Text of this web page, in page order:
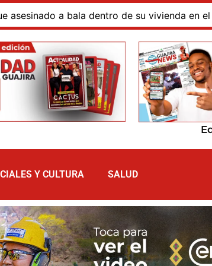
de su vivienda en el barrio Rojas Pinilla
Y CULTURA SALUD